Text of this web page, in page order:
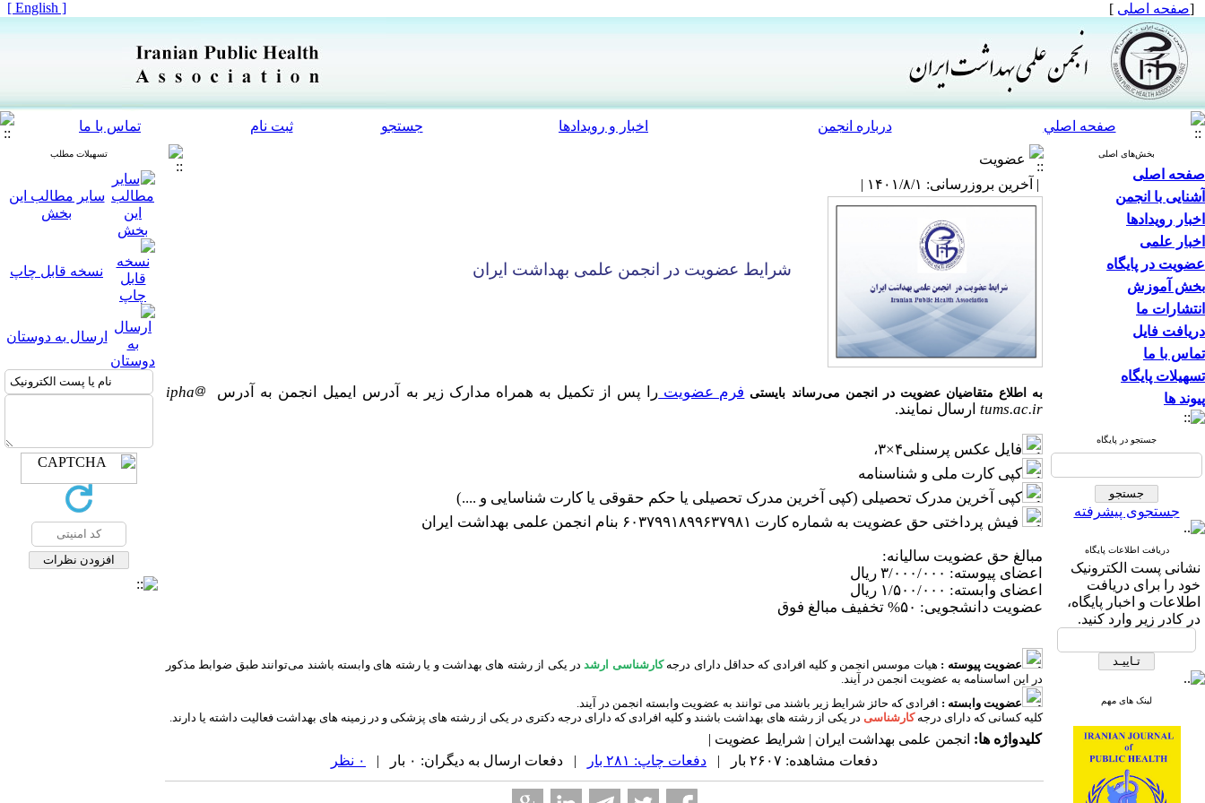
[صفحه اصلی ]
[ English ]
صفحه اصلي درباره انجمن اخبار و رویدادها جستجو ثبت نام تماس با ما
بخش‌های اصلی
صفحه اصلی
آشنایی با انجمن
اخبار رویدادها
اخبار علمی
عضویت در پایگاه
بخش آموزش
انتشارات ما
دریافت فایل
تماس با ما
تسهیلات پایگاه
پیوند ها
جستجو در پایگاه
جستجوی پیشرفته
دریافت اطلاعات پایگاه
نشانی پست الکترونیک
خود را برای دریافت
اطلاعات و اخبار پایگاه،
در کادر زیر وارد کنید.
لینک های مهم
عضویت
| آخرین بروزرسانی: ۱۴۰۱/۸/۱ |
شرایط عضویت در انجمن علمی بهداشت ایران
به اطلاع متقاضیان عضویت در انجمن می‌رساند بایستی فرم عضویت را پس از تکمیل به همراه مدارک زیر به آدرس ایمیل انجمن به آدرس
ipha
tums.ac.ir ارسال نمایند.
فایل عکس پرسنلی۴×۳،
کپی کارت ملی و شناسنامه
کپی آخرین مدرک تحصیلی (کپی آخرین مدرک تحصیلی یا حکم حقوقی یا کارت شناسایی و ....)
فیش پرداختی حق عضویت به شماره کارت ۶۰۳۷۹۹۱۸۹۹۶۳۷۹۸۱ بنام انجمن علمی بهداشت ایران
مبالغ حق عضویت سالیانه:
اعضای پیوسته: ۳/۰۰۰/۰۰۰ ریال
اعضای وابسته: ۱/۵۰۰/۰۰۰ ریال
عضویت دانشجویی: ۵۰% تخفیف مبالغ فوق
عضویت پیوسته : هیات موسس انجمن و کلیه افرادی که حداقل دارای درجهکارشناسی ارشددر یکی از رشته های بهداشت و یا رشته های وابسته باشند می‌توانند طبق ضوابط مذکور
در این اساسنامه به عضویت انجمن در آیند.
عضویت وابسته : افرادی که حائز شرایط زیر باشند می توانند به عضویت وابسته انجمن در آیند.
کلیه کسانی که دارای درجهکارشناسی در یکی از رشته های بهداشت باشند و کلیه افرادی که دارای درجه دکتری در یکی از رشته های پزشکی و در زمینه های بهداشت فعالیت داشته یا دارند.
تسهیلات مطلب
سایر مطالب این
بخش
نسخه قابل چاپ
ارسال به دوستان
کلیدواژه ها: انجمن علمی بهداشت ایران | شرایط عضویت |
دفعات مشاهده: ۲۶۰۷ بار |
دفعات چاپ: ۲۸۱ بار | دفعات ارسال به دیگران: ۰ بار | ۰ نظر